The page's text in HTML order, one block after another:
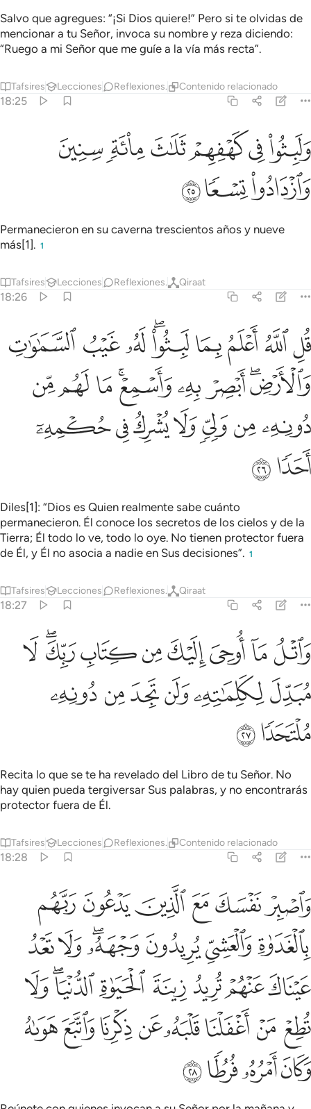
Salvo que agregues: “¡Si Dios quiere!” Pero si te olvidas de
mencionar a tu Señor, invoca su nombre y reza diciendo:
“Ruego a mi Señor que me guíe a la vía más recta”.
Tafsires Lecciones Reflexiones. Contenido relacionado
18:25
ولبثوا في كهفهم ثلاث ماية سنين وازدادوا تسعا ٢٥
وَلَبِثُوا۟ فِى كَهْفِهِمْ ثَلَـٰثَ مِا۟ئَةٍۢ سِنِينَ وَٱزْدَادُوا۟ تِسْعًۭا ٢٥
ﲥﲦ ﲧﲨﲩﲪ
ﲫﲬﲭ
Permanecieron en su caverna trescientos años y nueve
más[1]. 1
Tafsires Lecciones Reflexiones. Qiraat
18:26
قل الله اعلم بما لبثوا له غيب السماوات والارض ابصر به واسمع ما
قُلِ ٱللَّهُ أَعْلَمُ بِمَا لَبِثُوا۟ ۖ لَهُۥ غَيْبُ ٱلسَّمَـٰوَٰتِ وَٱلْأَرْضِ ۖ أَبْصِرْ
ﲮﲯﲰﲱﲲﲳﲴﲵﲶ
ﲷﲸﲹﲺﲻﲼﲽﲾﲿ
ﳀﳁﳂﳃﳄﳅﳆ
ﳇﳈ
Diles[1]: “Dios es Quien realmente sabe cuánto
permanecieron. Él conoce los secretos de los cielos y de la
Tierra; Él todo lo ve, todo lo oye. No tienen protector fuera
de Él, y Él no asocia a nadie en Sus decisiones”. 1
Tafsires Lecciones Reflexiones. Qiraat
18:27
واتل ما اوحي اليك من كتاب ربك لا مبدل لكلماته ولن تجد من دونه
وَٱتْلُ مَآ أُوحِىَ إِلَيْكَ مِن كِتَابِ رَبِّكَ ۖ لَا مُبَدِّلَ لِكَلِمَـٰتِهِۦ وَلَن تَجِدَ مِن
ﳉﳊﳋﳌﳍﳎﳏﳐ ﳑ
ﳒﳓﳔﳕﳖ ﳗ
ﳘﳙ
Recita lo que se te ha revelado del Libro de tu Señor. No
hay quien pueda tergiversar Sus palabras, y no encontrarás
protector fuera de Él.
Tafsires Lecciones Reflexiones. Contenido relacionado
18:28
واصبر نفسك مع الذين يدعون ربهم بالغداة والعشي يريدون وجهه ولا تعد
وَٱصْبِرْ نَفْسَكَ مَعَ ٱلَّذِينَ يَدْعُونَ رَبَّهُم بِٱلْغَدَوٰةِ وَٱلْعَشِىِّ يُرِيدُونَ وَجْهَهُۥ
ﱁﱂﱃﱄﱅﱆ
ﱇﱈﱉﱊﱋﱌﱍ
ﱎﱏﱐﱑﱒﱓﱔﱕ
ﱖ ﱗﱘﱙﱚﱛﱜﱝ
ﱞﱟﱠﱡ